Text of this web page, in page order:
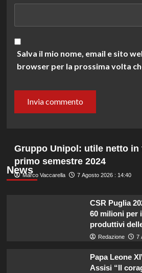
Salva il mio nome, email e sito
browser per la prossima volta
News
Gruppo Unipol: utile netto in
primo semestre 2024
Marco Vaccarella 7 Agosto 2026 : 14:40
CSR Puglia
60 milioni per
produttivi
Redazione 7
Papa Leone
Assisi “Il